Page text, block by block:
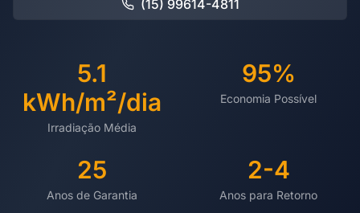
(15) 99614-4811
5.1
kWh/m²/dia
Irradiação Média
95%
Economia Possível
25
Anos de Garantia
2-4
Anos para Retorno